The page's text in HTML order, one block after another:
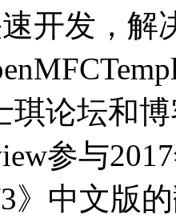
速开发，
琪论坛和
参与
》中文版